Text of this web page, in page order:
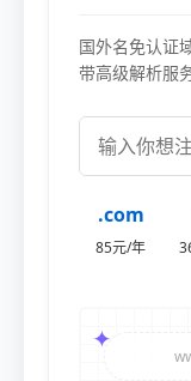
国外名免认证
带高级解析服务
.com
85元/年
✦